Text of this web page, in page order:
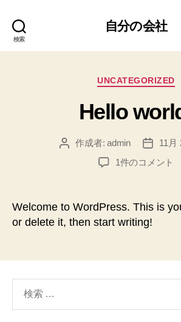
検索
自分の会社
カ
ゴ
リ
UNCATEGORIZED
Hello
投
作成者:admin
投
稿
11月
Hello
1件のコメント
Welcome to WordPress. This is
or delete it, then start writing!